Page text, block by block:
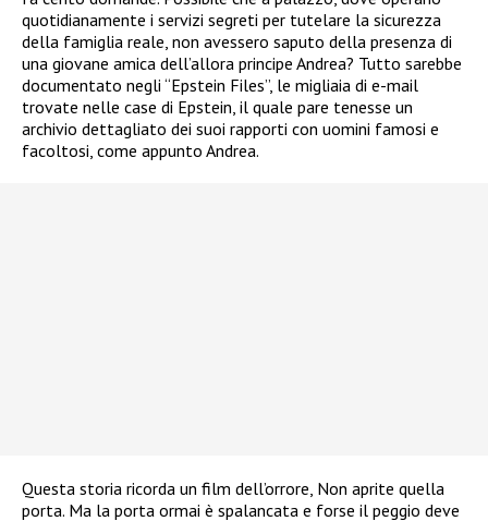
quotidianamente i servizi segreti per tutelare la sicurezza
della famiglia reale, non avessero saputo della presenza di
una giovane amica dell’allora principe Andrea? Tutto sarebbe
documentato negli “Epstein Files”, le migliaia di e-mail
trovate nelle case di Epstein, il quale pare tenesse un
archivio dettagliato dei suoi rapporti con uomini famosi e
facoltosi, come appunto Andrea.
Questa storia ricorda un film dell’orrore, Non aprite quella
porta. Ma la porta ormai è spalancata e forse il peggio deve